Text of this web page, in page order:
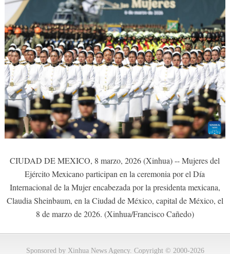
CIUDAD DE MEXICO, 8 marzo, 2026 (Xinhua) -- Mujeres del
Ejército Mexicano participan en la ceremonia por el Día
Internacional de la Mujer encabezada por la presidenta mexicana,
Claudia Sheinbaum, en la Ciudad de México, capital de México, el
8 de marzo de 2026. (Xinhua/Francisco Cañedo)
Sponsored by Xinhua News Agency. Copyright © 2000-2026